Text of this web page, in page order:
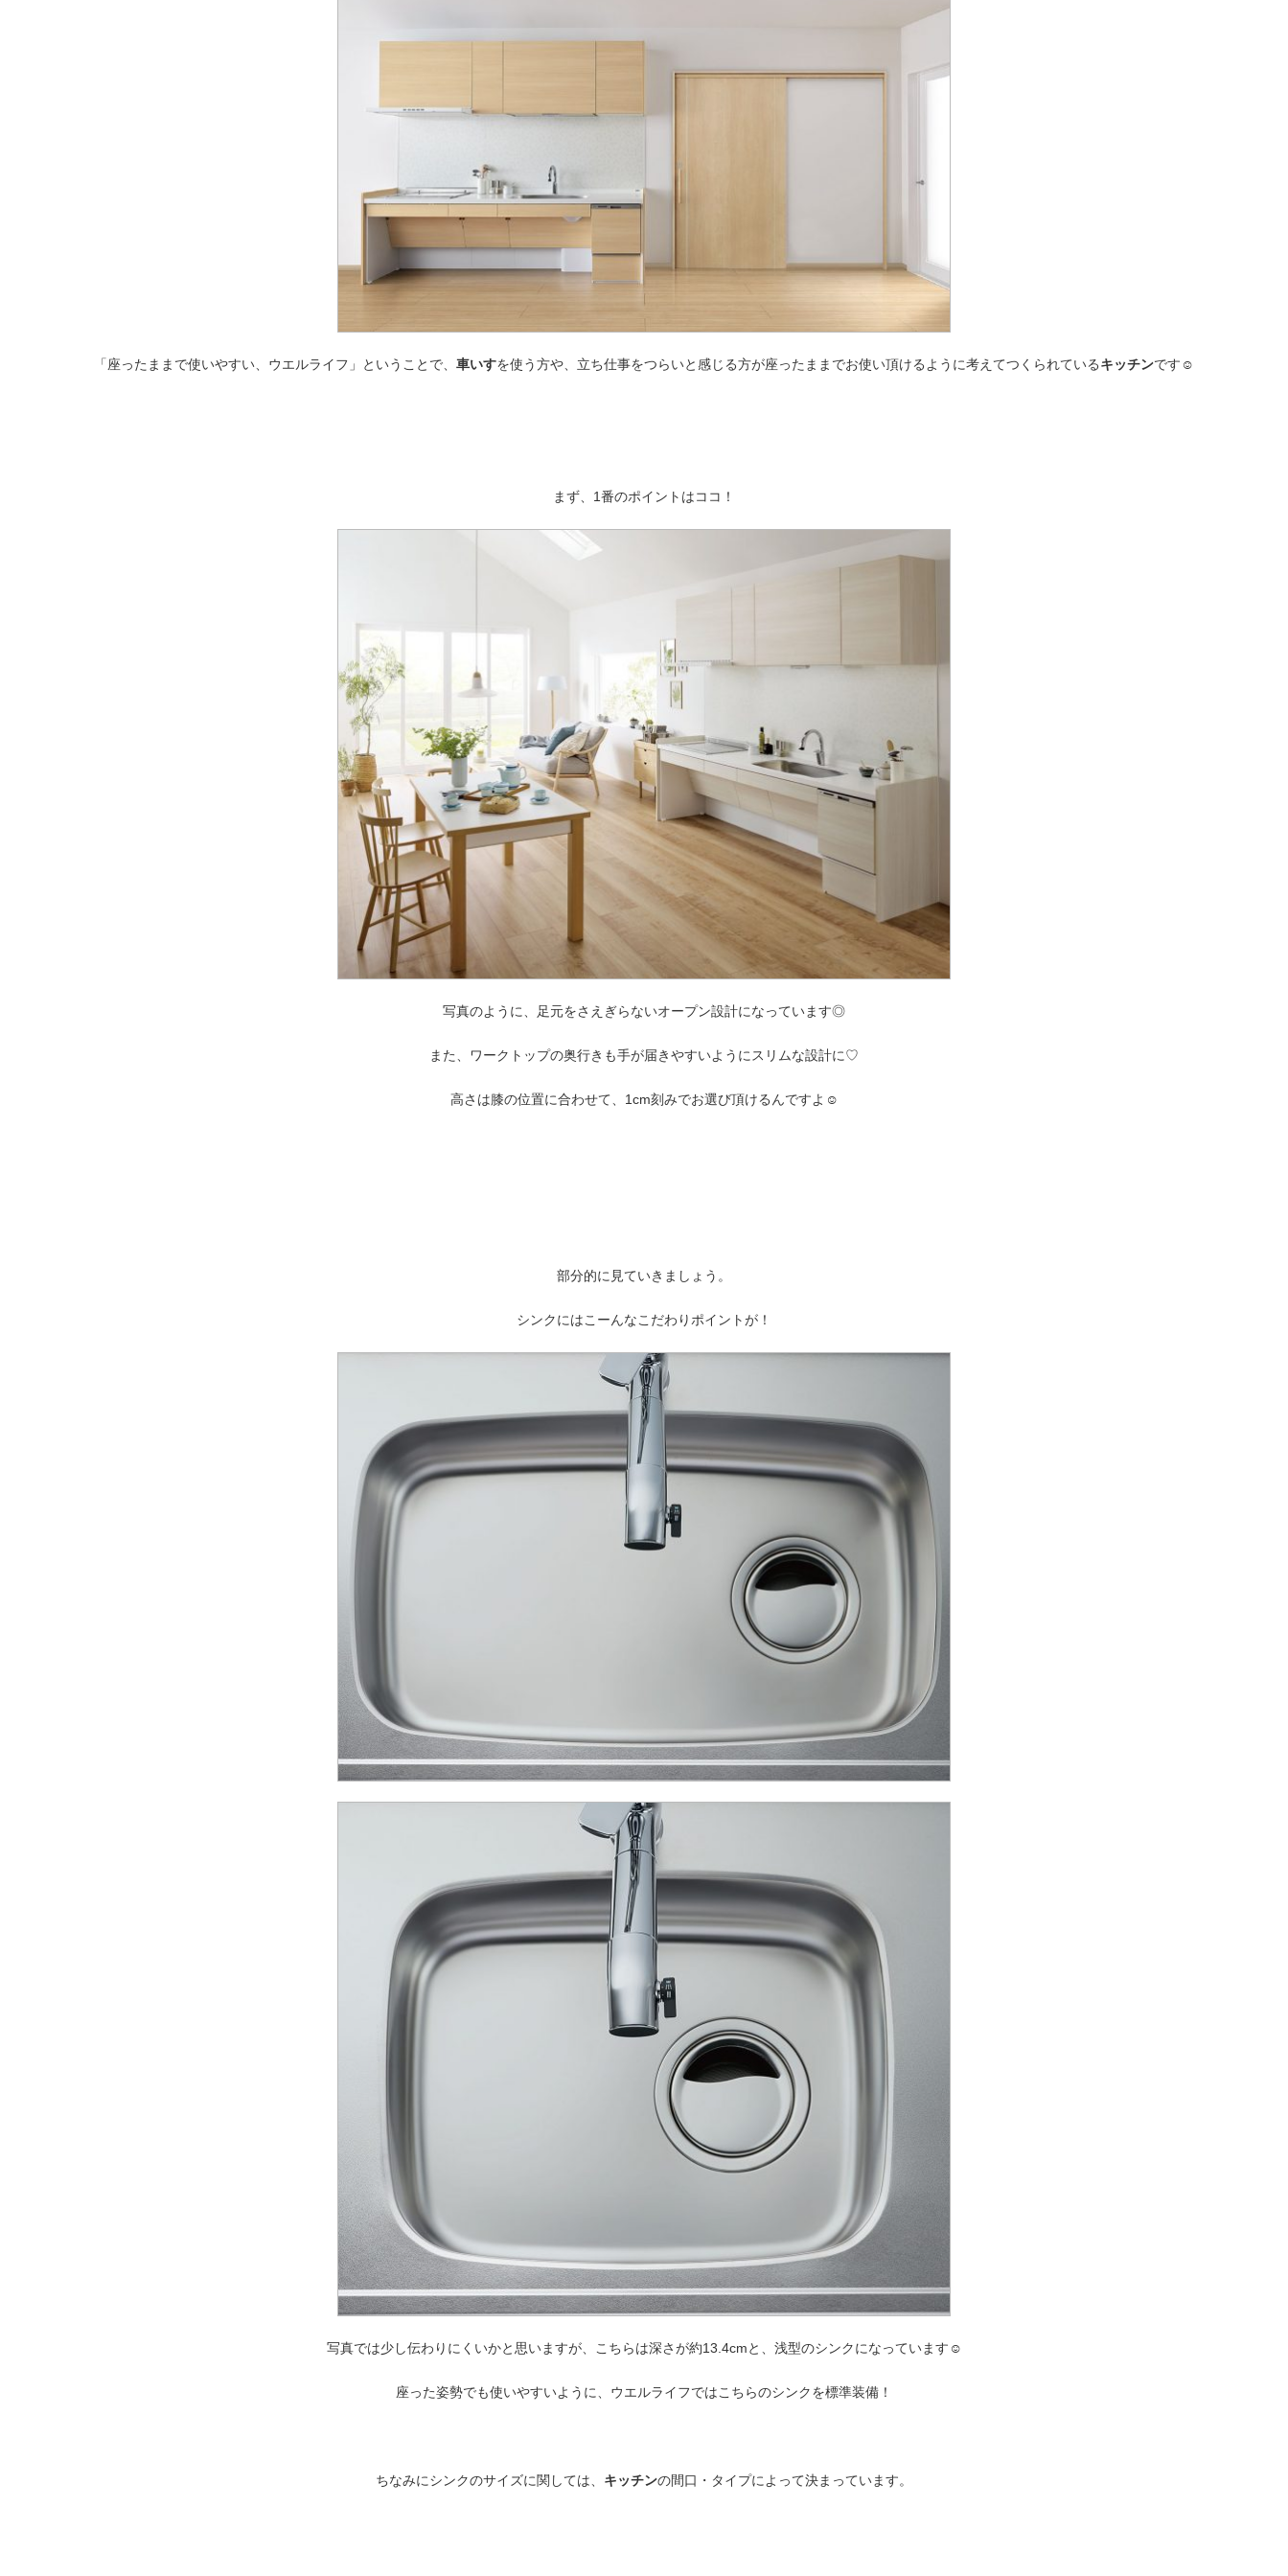
「座ったままで使いやすい、ウエルライフ」ということで、 車いすを使う方や、立ち仕事をつらいと感じる方が座ったままでお使い頂けるように考えてつくられているキッチンです☺
まず、1番のポイントはココ！
写真のように、足元をさえぎらないオープン設計になっています◎
また、ワークトップの奥行きも手が届きやすいようにスリムな設計に♡
高さは膝の位置に合わせて、1cm刻みでお選び頂けるんですよ☺
部分的に見ていきましょう。
シンクにはこーんなこだわりポイントが！
写真では少し伝わりにくいかと思いますが、こちらは深さが約13.4cmと、浅型のシンクになっています☺
座った姿勢でも使いやすいように、ウエルライフではこちらのシンクを標準装備！
ちなみにシンクのサイズに関しては、 キッチンの間口・タイプによって決まっています。